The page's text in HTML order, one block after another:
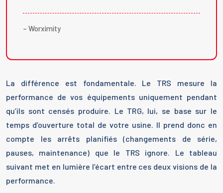
– Worximity
La différence est fondamentale. Le TRS mesure la
performance de vos équipements uniquement pendant
qu’ils sont censés produire. Le TRG, lui, se base sur le
temps d’ouverture total de votre usine. Il prend donc en
compte les arrêts planifiés (changements de série,
pauses, maintenance) que le TRS ignore. Le tableau
suivant met en lumière l’écart entre ces deux visions de la
performance.